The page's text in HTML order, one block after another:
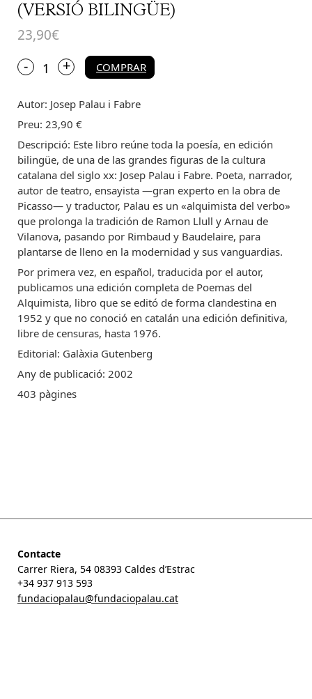
(VERSIÓ BILINGÜE)
23,90€
quantitat
de
del
alquimista
(versió
bilingüe)
+
- COMPRAR
Autor: Josep Palau i Fabre
Preu: 23,90 €
Descripció: Este libro reúne toda la poesía, en edición
bilingüe, de una de las grandes figuras de la cultura
catalana del siglo xx: Josep Palau i Fabre. Poeta, narrador,
autor de teatro, ensayista —gran experto en la obra de
Picasso— y traductor, Palau es un «alquimista del verbo»
que prolonga la tradición de Ramon Llull y Arnau de
Vilanova, pasando por Rimbaud y Baudelaire, para
plantarse de lleno en la modernidad y sus vanguardias.
Por primera vez, en español, traducida por el autor,
publicamos una edición completa de Poemas del
Alquimista, libro que se editó de forma clandestina en
1952 y que no conoció en catalán una edición definitiva,
libre de censuras, hasta 1976.
Editorial: Galàxia Gutenberg
Any de publicació: 2002
403 pàgines
Contacte
Carrer Riera, 54 08393 Caldes d’Estrac
+34 937 913 593
fundaciopalau@fundaciopalau.cat